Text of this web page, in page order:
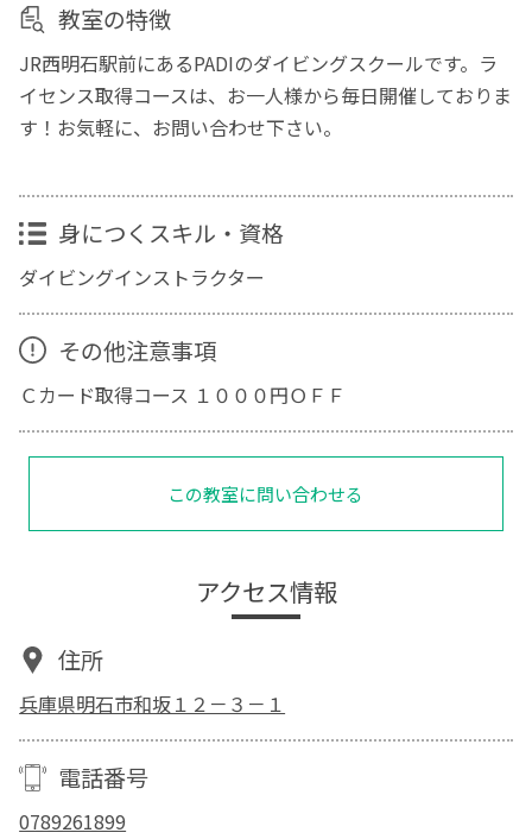
教室の特徴
JR西明石駅前にあるPADIのダイビングスクールです。ラ
イセンス取得コースは、お一人様から毎日開催しておりま
す！お気軽に、お問い合わせ下さい。
身につくスキル・資格
ダイビングインストラクター
その他注意事項
Ｃカード取得コース １０００円ＯＦＦ
この教室に問い合わせる
アクセス情報
住所
兵庫県明石市和坂１２－３－１
電話番号
0789261899